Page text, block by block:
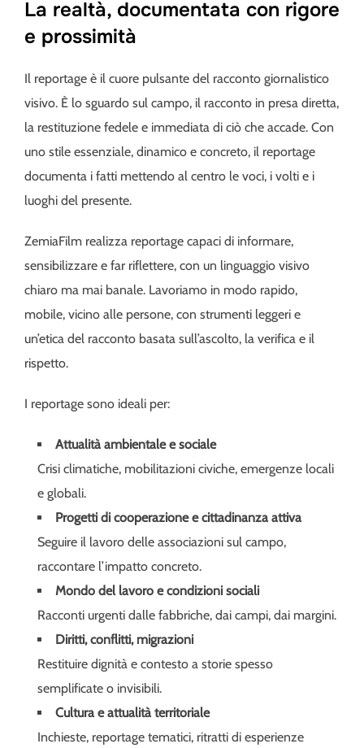
La realtà, documentata con rigore
e prossimità
Il reportage è il cuore pulsante del racconto giornalistico
visivo. È lo sguardo sul campo, il racconto in presa diretta,
la restituzione fedele e immediata di ciò che accade. Con
uno stile essenziale, dinamico e concreto, il reportage
documenta i fatti mettendo al centro le voci, i volti e i
luoghi del presente.
ZemiaFilm realizza reportage capaci di informare,
sensibilizzare e far riflettere, con un linguaggio visivo
chiaro ma mai banale. Lavoriamo in modo rapido,
mobile, vicino alle persone, con strumenti leggeri e
un’etica del racconto basata sull’ascolto, la verifica e il
rispetto.
I reportage sono ideali per:
Attualità ambientale e sociale
Crisi climatiche, mobilitazioni civiche, emergenze locali
e globali.
Progetti di cooperazione e cittadinanza attiva
Seguire il lavoro delle associazioni sul campo,
raccontare l’impatto concreto.
Mondo del lavoro e condizioni sociali
Racconti urgenti dalle fabbriche, dai campi, dai margini.
Diritti, conflitti, migrazioni
Restituire dignità e contesto a storie spesso
semplificate o invisibili.
Cultura e attualità territoriale
Inchieste, reportage tematici, ritratti di esperienze